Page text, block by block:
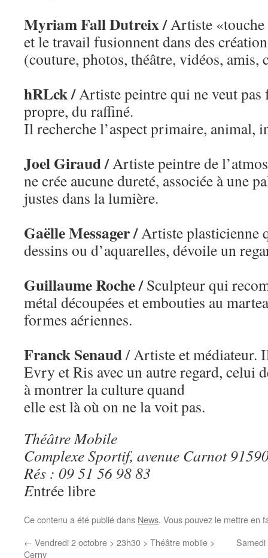
Myriam Fall Dutreix /Artiste «touche
et le travail fusionnent dans des
(couture, photos, théâtre, vidéos,
hRLck /Artiste peintre qui ne veut pas
propre, du raffiné.
Il recherche l’aspect primaire, animal,
Joel Giraud /Artiste peintre de
ne crée aucune dureté, associée à une
justes dans la lumière.
Gaëlle Messager /Artiste plasticienne
dessins ou d’aquarelles, dévoile un
Guillaume Roche /Sculpteur qui
métal découpées et embouties au
formes aériennes.
Franck Senaud/ Artiste et médiateur.
Evry et Ris avec un autre regard, celui
à montrer la culture quand
elle est là où on ne la voit pas.
Théâtre Mobile
Complexe Sportif, avenue Carnot
Rés : 09 51 56 98 83
Entrée libre
Ce contenu a été publié dans News. Vous pouvez le mettre en
← Vendredi 2 octobre > 23h30 > Théâtre mobile >
Cerny